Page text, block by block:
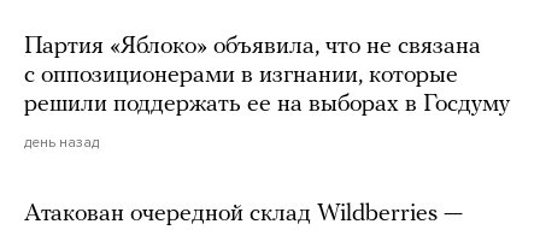
Партия «Яблоко» объявила, что не связана
с оппозиционерами в изгнании, которые
решили поддержать ее на выборах в Госдуму
день назад
Атакован очередной склад Wildberries —